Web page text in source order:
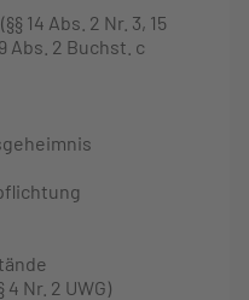
14 Abs. 2 Nr. 3, 15
Abs. 2 Buchst. c
Nr. 2 UWG)